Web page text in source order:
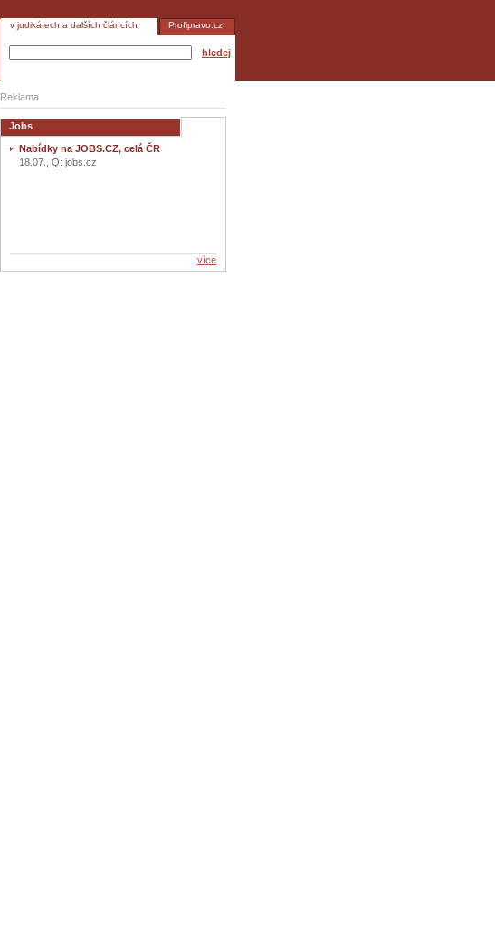
v judikátech a dalších článcích Profipravo.cz
hledej
Reklama
Jobs
Nabídky na JOBS.CZ, celá ČR
18.07., Q: jobs.cz
více